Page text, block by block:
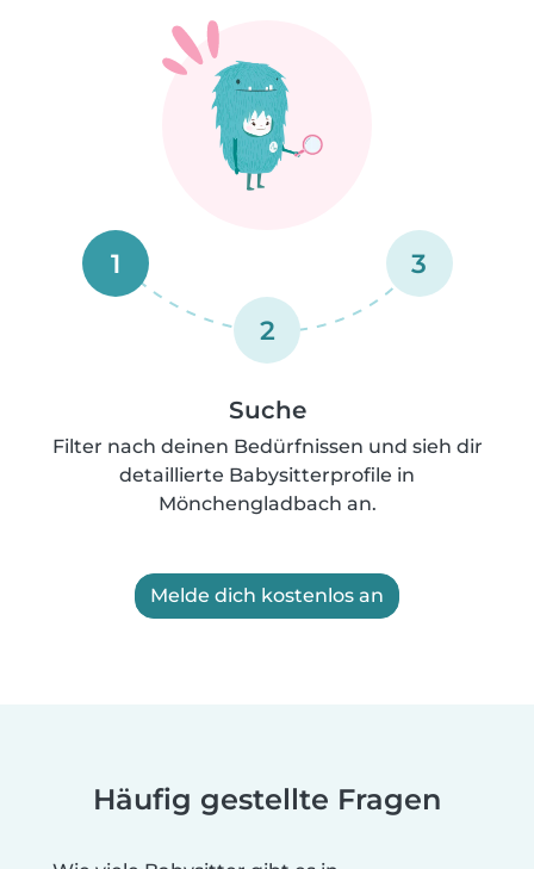
1
2
3
Suche
Filter nach deinen Bedürfnissen und sieh dir
detaillierte Babysitterprofile in
Mönchengladbach an.
Melde dich kostenlos an
Häufig gestellte Fragen